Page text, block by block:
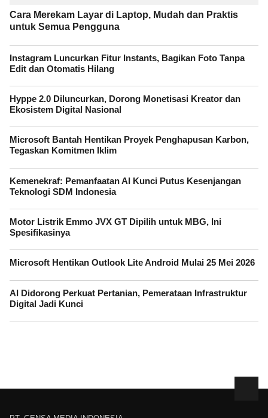
Cara Merekam Layar di Laptop, Mudah dan Praktis
untuk Semua Pengguna
Instagram Luncurkan Fitur Instants, Bagikan Foto Tanpa
Edit dan Otomatis Hilang
Hyppe 2.0 Diluncurkan, Dorong Monetisasi Kreator dan
Ekosistem Digital Nasional
Microsoft Bantah Hentikan Proyek Penghapusan Karbon,
Tegaskan Komitmen Iklim
Kemenekraf: Pemanfaatan AI Kunci Putus Kesenjangan
Teknologi SDM Indonesia
Motor Listrik Emmo JVX GT Dipilih untuk MBG, Ini
Spesifikasinya
Microsoft Hentikan Outlook Lite Android Mulai 25 Mei 2026
AI Didorong Perkuat Pertanian, Pemerataan Infrastruktur
Digital Jadi Kunci